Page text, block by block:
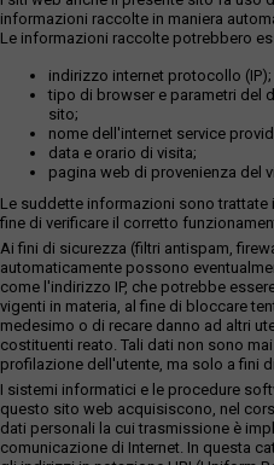
informazioni raccolte in maniera
Le informazioni raccolte potrebbero
indirizzo internet protocollo (IP);
tipo di browser e parametri del
sito;
nome dell'internet service
data e orario di visita;
pagina web di provenienza del
Le suddette informazioni sono trattate
fine di verificare il corretto
Ai fini di sicurezza (filtri antispam,
automaticamente possono
come l'indirizzo IP, che potrebbe
vigenti in materia, al fine di bloccare
medesimo o di recare danno ad altri
costituenti reato. Tali dati non sono
profilazione dell'utente, ma solo a fini
I sistemi informatici e le procedure
questo sito web acquisiscono, nel
dati personali la cui trasmissione è
comunicazione di Internet. In questa